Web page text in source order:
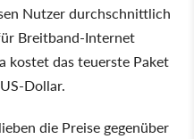
Nutzer durchschnittlich
Breitband-Internet
kostet das teuerste Paket
Dollar.
die Preise gegenüber